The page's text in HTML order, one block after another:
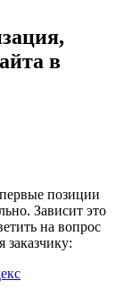
в
позиции
Зависит это
на вопрос
заказчику: